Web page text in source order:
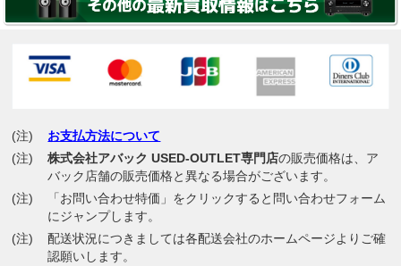
(注)
お支払方法について
(注)
株式会社アバック USED-OUTLET専門店の販売価格は、ア
バック店舗の販売価格と異なる場合がございます。
(注)
「お問い合わせ特価」をクリックすると問い合わせフォーム
にジャンプします。
(注)
配送状況につきましては各配送会社のホームページよりご確
認願いします。